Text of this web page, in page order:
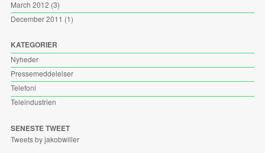
March 2012 (3)
December 2011 (1)
KATEGORIER
Nyheder
Pressemeddelelser
Telefoni
Teleindustrien
SENESTE TWEET
Tweets by jakobwiller